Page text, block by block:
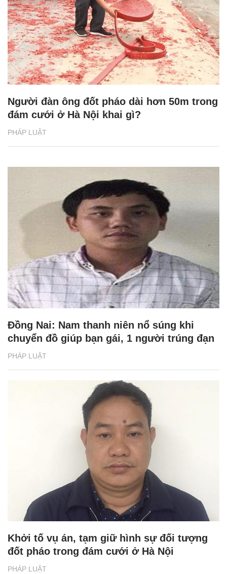
PHÁP LUẬT
Người đàn ông đốt pháo dài hơn 50m trong
đám cưới ở Hà Nội khai gì?
PHÁP LUẬT
Đồng Nai: Nam thanh niên nổ súng khi
chuyển đồ giúp bạn gái, 1 người trúng đạn
PHÁP LUẬT
Khởi tố vụ án, tạm giữ hình sự đối tượng
đốt pháo trong đám cưới ở Hà Nội